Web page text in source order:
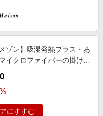
メゾン】吸湿発熱プラス・あ
イクロファイバーの掛け布
にすすむ